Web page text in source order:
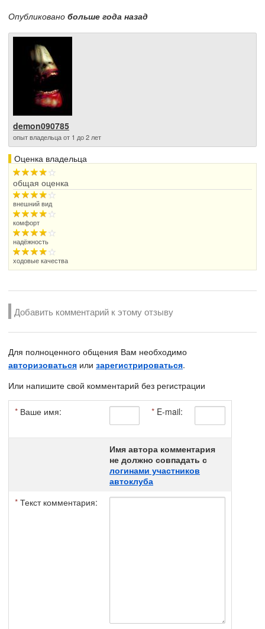
Опубликовано больше года назад
demon090785
опыт владельца от 1 до 2 лет
Оценка владельца
общая оценка
внешний вид
комфорт
надёжность
ходовые качества
Добавить комментарий к этому отзыву
Для полноценного общения Вам необходимо
авторизоваться или зарегистрироваться.
Или напишите свой комментарий без регистрации
* Ваше имя: * E-mail:
Имя автора комментария
не должно совпадать с
логинами участников
автоклуба
* Текст комментария: